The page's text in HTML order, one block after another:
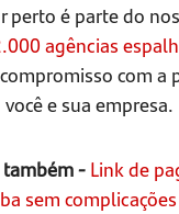
perto é parte do
agências
com a
e sua empresa.
também - Link de
sem complicações